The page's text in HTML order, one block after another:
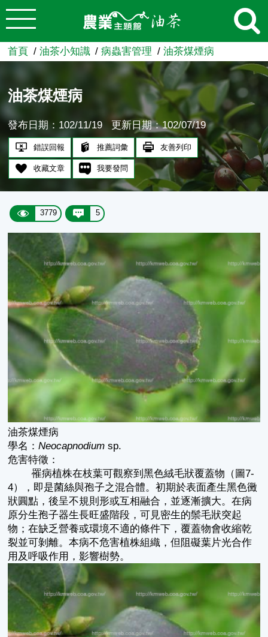
跳到主要內容
農業知識入口網
首頁 油茶小知識 病蟲害管理 油茶煤煙病
油茶煤煙病
發布日期：102/11/19 更新日期：102/07/19
錯誤回報 推薦詞彙 友善列印
收藏文章 我要發問
3779 5
油茶煤煙病
學名：Neocapnodium sp.
危害特徵：
罹病植株在枝葉可觀察到黑色絨毛狀覆蓋物（圖7-
4），即是菌絲與孢子之混合體。初期於表面產生黑色黴
狀圓點，後呈不規則形或互相融合，並逐漸擴大。在病
原分生孢子器生長旺盛階段，可見密生的鬃毛狀突起
物；在缺乏營養或環境不適的條件下，覆蓋物會收縮乾
裂並可剝離。本病不危害植株組織，但阻礙葉片光合作
用及呼吸作用，影響樹勢。